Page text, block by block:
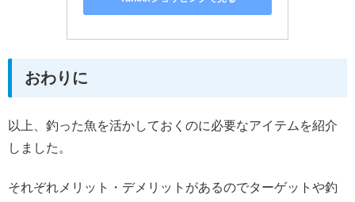
おわりに
以上、釣った魚を活かしておくのに必要なアイテムを紹介
しました。
それぞれメリット・デメリットがあるのでターゲットや釣